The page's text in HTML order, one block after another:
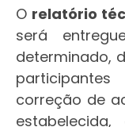
O relatório
será
determinado,
correção de